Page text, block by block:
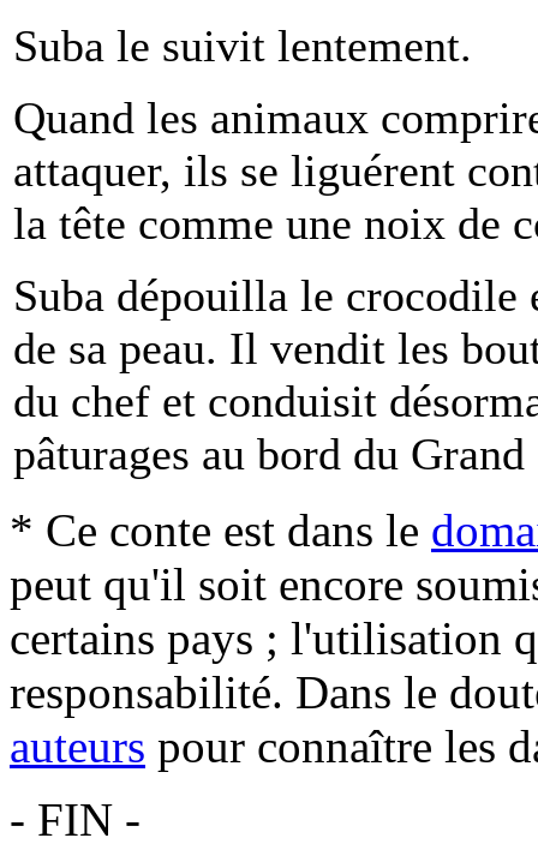
Suba le suivit lentement.
Quand les animaux
attaquer, ils se liguérent
la tête comme une noix de
Suba dépouilla le
de sa peau. Il vendit les
du chef et conduisit
pâturages au bord du
* Ce conte est dans le
peut qu'il soit encore
certains pays ; l'utilisation
responsabilité. Dans le
auteurs pour connaître les
- FIN -